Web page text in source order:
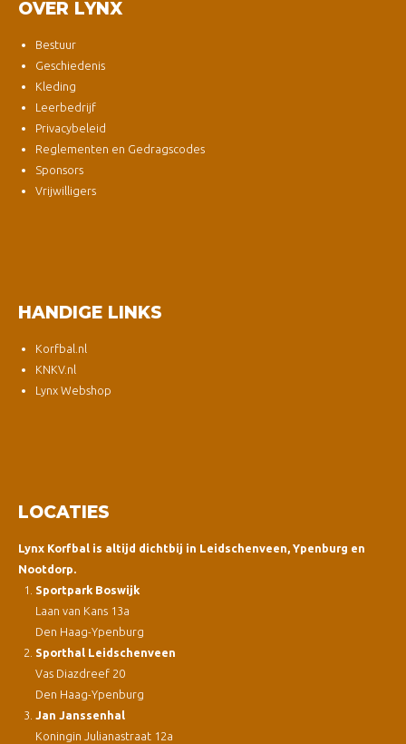
OVER LYNX
Bestuur
Geschiedenis
Kleding
Leerbedrijf
Privacybeleid
Reglementen en Gedragscodes
Sponsors
Vrijwilligers
HANDIGE LINKS
Korfbal.nl
KNKV.nl
Lynx Webshop
LOCATIES
Lynx Korfbal is altijd dichtbij in Leidschenveen, Ypenburg en
Nootdorp.
Sportpark Boswijk
Laan van Kans 13a
Den Haag-Ypenburg
Sporthal Leidschenveen
Vas Diazdreef 20
Den Haag-Ypenburg
Jan Janssenhal
Koningin Julianastraat 12a